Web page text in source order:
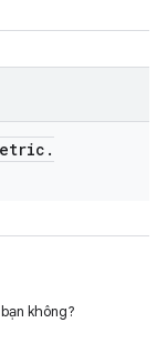
.
không?